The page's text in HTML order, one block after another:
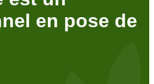
en pose de